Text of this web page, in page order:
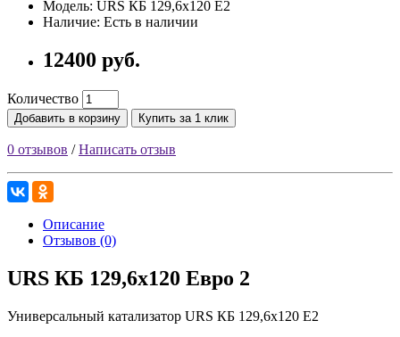
Модель: URS КБ 129,6х120 E2
Наличие: Есть в наличии
12400 руб.
Количество
Добавить в корзину Купить за 1 клик
0 отзывов /Написать отзыв
Описание
Отзывов (0)
URS КБ 129,6х120 Евро 2
Универсальный катализатор URS КБ 129,6х120 E2